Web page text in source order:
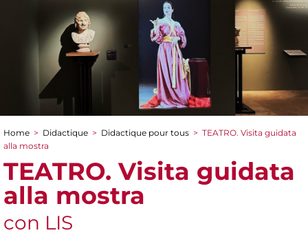
You are here
Home > Didactique > Didactique pour tous > TEATRO. Visita guidata
alla mostra
TEATRO. Visita guidata
alla mostra
con LIS